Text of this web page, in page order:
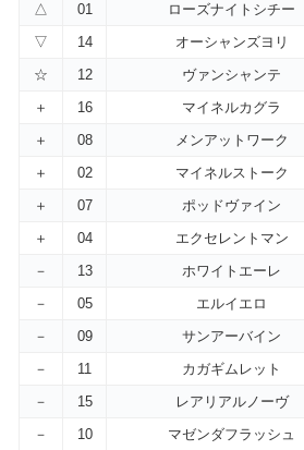
△
01 ローズナイトシチー
▽
14 オーシャンズヨリ
☆
12 ヴァンシャンテ
＋
16 マイネルカグラ
＋
08 メンアットワーク
＋
02 マイネルストーク
＋
07 ポッドヴァイン
＋
04 エクセレントマン
－
13 ホワイトエーレ
－
05 エルイエロ
－
09 サンアーバイン
－
11 カガギムレット
－
15 レアリアルノーヴ
－
10 マゼンダフラッシュ